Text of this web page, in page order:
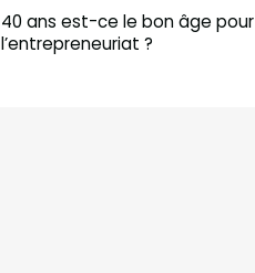
40 ans est-ce le bon âge pour
l’entrepreneuriat ?